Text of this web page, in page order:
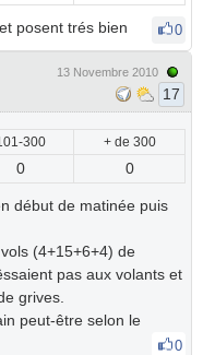
posent trés bien 0
13 Novembre 2010
17
300 + de 300
0 0
début de matinée puis
(4+15+6+4) de
pas aux volants et
grives.
peut-être selon le
0